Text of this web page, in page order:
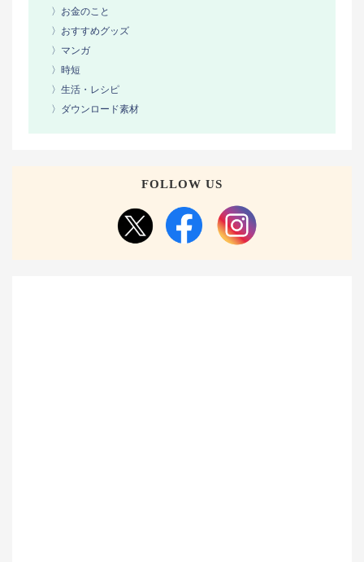
〉お金のこと
〉おすすめグッズ
〉マンガ
〉時短
〉生活・レシピ
〉ダウンロード素材
FOLLOW US